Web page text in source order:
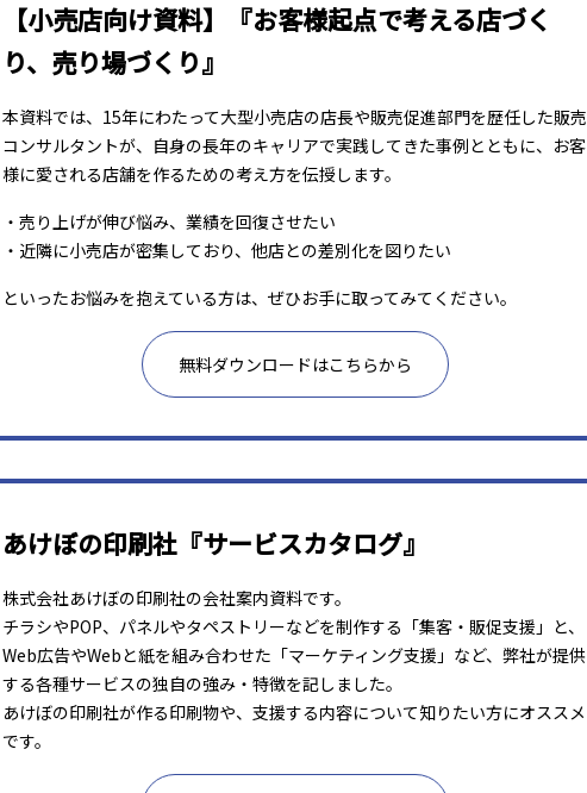
【小売店向け資料】『お客様起点で考える店づく
り、売り場づくり』
本資料では、15年にわたって大型小売店の店長や販売促進部門を歴任した販売
コンサルタントが、自身の長年のキャリアで実践してきた事例とともに、お客
様に愛される店舗を作るための考え方を伝授します。
・売り上げが伸び悩み、業績を回復させたい
・近隣に小売店が密集しており、他店との差別化を図りたい
といったお悩みを抱えている方は、ぜひお手に取ってみてください。
無料ダウンロードはこちらから
あけぼの印刷社『サービスカタログ』
株式会社あけぼの印刷社の会社案内資料です。
チラシやPOP、パネルやタペストリーなどを制作する「集客・販促支援」と、
Web広告やWebと紙を組み合わせた「マーケティング支援」など、弊社が提供
する各種サービスの独自の強み・特徴を記しました。
あけぼの印刷社が作る印刷物や、支援する内容について知りたい方にオススメ
です。